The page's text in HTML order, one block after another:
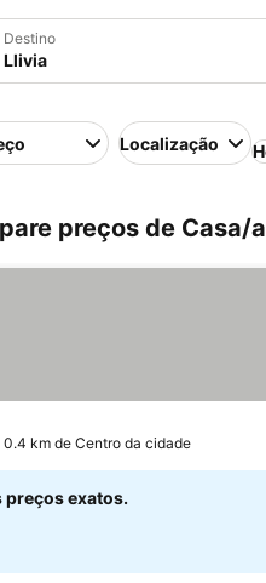
Destino
Localização
preços de Casa/
0.4 km de Centro da cidade
preços exatos.